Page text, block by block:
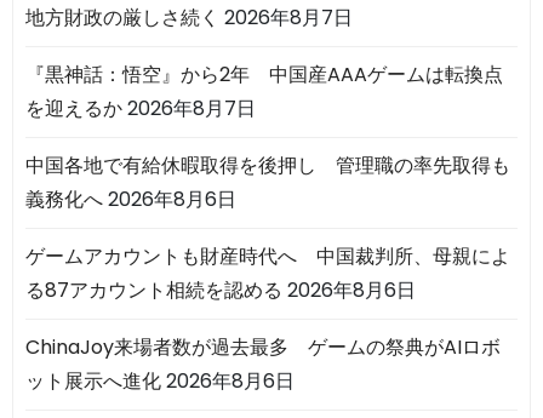
地方財政の厳しさ続く 2026年8月7日
『黒神話：悟空』から2年 中国産AAAゲームは転換点
を迎えるか2026年8月7日
中国各地で有給休暇取得を後押し 管理職の率先取得も
義務化へ2026年8月6日
ゲームアカウントも財産時代へ 中国裁判所、母親によ
る87アカウント相続を認める 2026年8月6日
ChinaJoy来場者数が過去最多 ゲームの祭典がAIロボ
ット展示へ進化2026年8月6日